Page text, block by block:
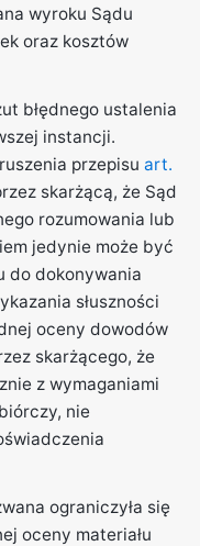
wyroku Sądu
oraz kosztów
błędnego ustalenia
instancji.
przepisu art.
skarżącą, że Sąd
rozumowania lub
jedynie może być
do dokonywania
słuszności
oceny dowodów
skarżącego, że
z wymaganiami
nie
ograniczyła się
oceny materiału